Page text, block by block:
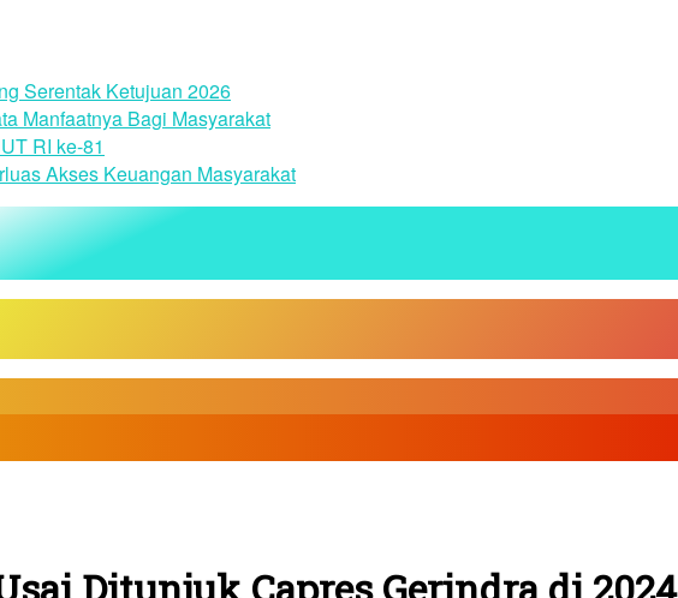
Serentak Ketujuan 2026
Manfaatnya Bagi Masyarakat
RI ke-81
Akses Keuangan Masyarakat
Ditunjuk Capres Gerindra di 2024